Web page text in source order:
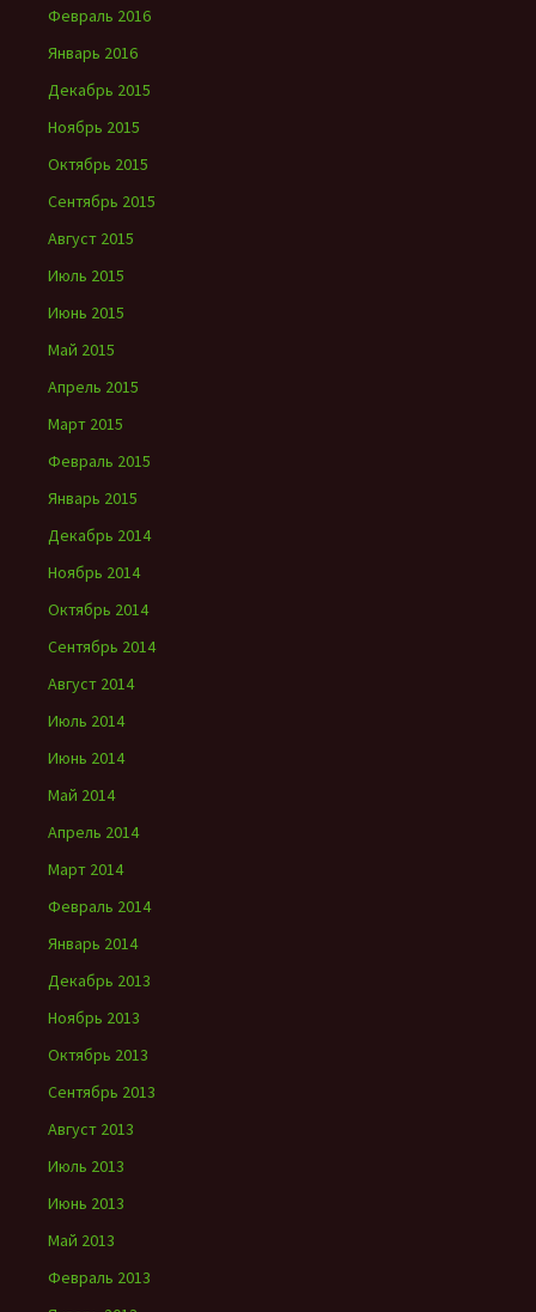
Февраль 2016
Январь 2016
Декабрь 2015
Ноябрь 2015
Октябрь 2015
Сентябрь 2015
Август 2015
Июль 2015
Июнь 2015
Май 2015
Апрель 2015
Март 2015
Февраль 2015
Январь 2015
Декабрь 2014
Ноябрь 2014
Октябрь 2014
Сентябрь 2014
Август 2014
Июль 2014
Июнь 2014
Май 2014
Апрель 2014
Март 2014
Февраль 2014
Январь 2014
Декабрь 2013
Ноябрь 2013
Октябрь 2013
Сентябрь 2013
Август 2013
Июль 2013
Июнь 2013
Май 2013
Февраль 2013